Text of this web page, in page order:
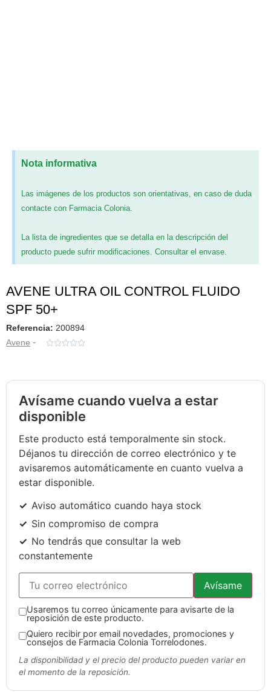
Nota informativa
Las imágenes de los productos son orientativas, en caso de duda
contacte con Farmacia Colonia.
La lista de ingredientes que se detalla en la descripción del
producto puede sufrir modificaciones. Consultar el envase.
AVENE ULTRA OIL CONTROL FLUIDO
SPF 50+
Referencia: 200894
Avene - 
Avísame cuando vuelva a estar
disponible
Este producto está temporalmente sin stock.
Déjanos tu dirección de correo electrónico y te
avisaremos automáticamente en cuanto vuelva a
estar disponible.
Aviso automático cuando haya stock
Sin compromiso de compra
No tendrás que consultar la web
constantemente
Avísame
Usaremos tu correo únicamente para avisarte de la
reposición de este producto.
Quiero recibir por email novedades, promociones y
consejos de Farmacia Colonia Torrelodones.
La disponibilidad y el precio del producto pueden variar en
el momento de la reposición.